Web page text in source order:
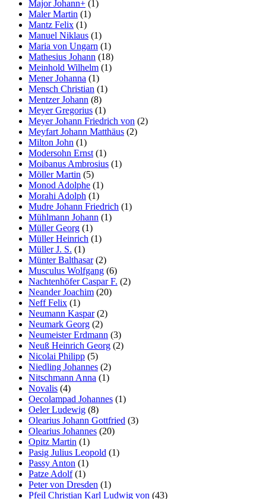
Major Johann+ (1)
Maler Martin (1)
Mantz Felix (1)
Manuel Niklaus (1)
Maria von Ungarn (1)
Mathesius Johann (18)
Meinhold Wilhelm (1)
Mener Johanna (1)
Mensch Christian (1)
Mentzer Johann (8)
Meyer Gregorius (1)
Meyer Johann Friedrich von (2)
Meyfart Johann Matthäus (2)
Milton John (1)
Modersohn Ernst (1)
Moibanus Ambrosius (1)
Möller Martin (5)
Monod Adolphe (1)
Morahi Adolph (1)
Mudre Johann Friedrich (1)
Mühlmann Johann (1)
Müller Georg (1)
Müller Heinrich (1)
Müller J. S. (1)
Münter Balthasar(2)
Musculus Wolfgang (6)
Nachtenhöfer Caspar F. (2)
Neander Joachim (20)
Neff Felix (1)
Neumann Kaspar(2)
Neumark Georg (2)
Neumeister Erdmann (3)
Neuß Heinrich Georg (2)
Nicolai Philipp (5)
Niedling Johannes (2)
Nitschmann Anna (1)
Novalis (4)
Oecolampad Johannes (1)
Oeler Ludewig (8)
Olearius Johann Gottfried (3)
Olearius Johannes (20)
Opitz Martin (1)
Pasig Julius Leopold (1)
Passy Anton (1)
Patze Adolf(1)
Peter von Dresden (1)
Pfeil Christian Karl Ludwig von (43)